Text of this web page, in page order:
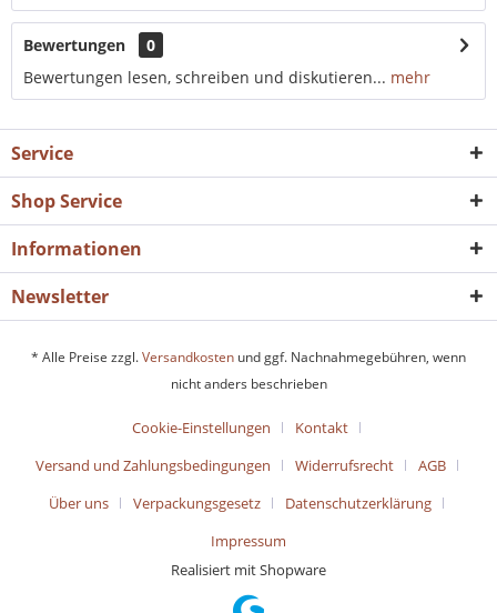
Bewertungen
0
Bewertungen lesen, schreiben und diskutieren... mehr
Service
Shop Service
Informationen
Newsletter
* Alle Preise zzgl.Versandkosten und ggf. Nachnahmegebühren, wenn
nicht anders beschrieben
Cookie-Einstellungen
Kontakt
Versand und Zahlungsbedingungen
Widerrufsrecht
AGB
Über uns
Verpackungsgesetz
Datenschutzerklärung
Impressum
Realisiert mit Shopware